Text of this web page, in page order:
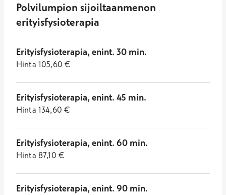
Polvilumpion sijoiltaanmenon
erityisfysioterapia
Erityisfysioterapia, enint. 30 min.
Hinta 105,60 €
Erityisfysioterapia, enint. 45 min.
Hinta 134,60 €
Erityisfysioterapia, enint. 60 min.
Hinta 87,10 €
Erityisfysioterapia, enint. 90 min.